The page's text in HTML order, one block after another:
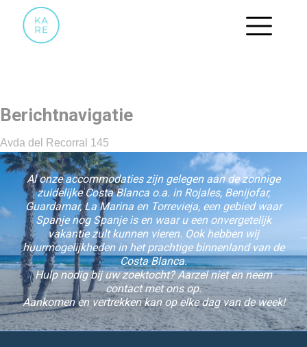
Berichtnavigatie
Avda del Recorral 145
Al onze accommodaties zijn gelegen aan de zonnige
zuidelijke Costa Blanca o.a. in Rojales, Benijofar,
Guardamar, La Marina en Torrevieja, een gebied waar
Spanje nog Spanje is en waar u een onvergetelijk
vakantie zult kunnen vieren. Ook hebben wij
huurmogelijkheden in het prachtige binnenland van de
Costa Blanca.
Hulp nodig bij uw zoektocht? Aarzel niet en neem
contact met ons op.
Aankomen en vertrekken kan op elke dag van de week!